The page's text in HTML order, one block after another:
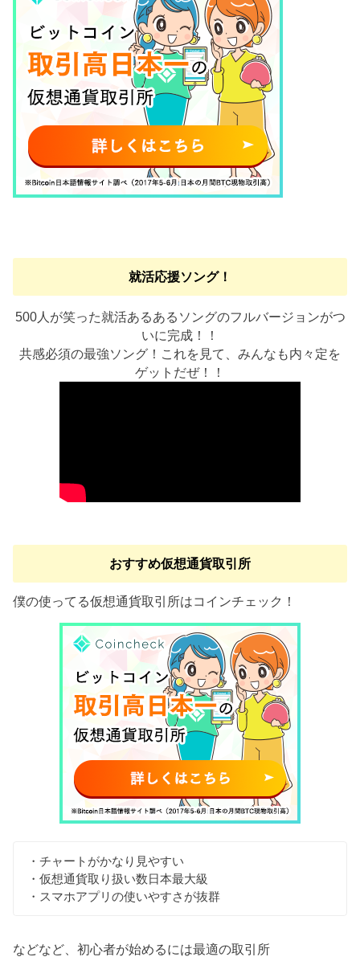
就活応援ソング！
500人が笑った就活あるあるソングのフルバージョンがつ
いに完成！！
共感必須の最強ソング！これを見て、みんなも内々定を
ゲットだぜ！！
おすすめ仮想通貨取引所
僕の使ってる仮想通貨取引所はコインチェック！
・チャートがかなり見やすい
・仮想通貨取り扱い数日本最大級
・スマホアプリの使いやすさが抜群
などなど、初心者が始めるには最適の取引所